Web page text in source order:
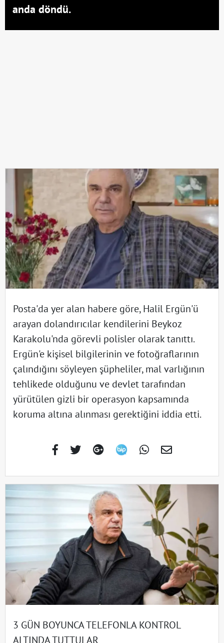
anda döndü.
Posta'da yer alan habere göre, Halil Ergün'ü
arayan dolandırıcılar kendilerini Beykoz
Karakolu'nda görevli polisler olarak tanıttı.
Ergün'e kişisel bilgilerinin ve fotoğraflarının
çalındığını söyleyen şüpheliler, mal varlığının
tehlikede olduğunu ve devlet tarafından
yürütülen gizli bir operasyon kapsamında
koruma altına alınması gerektiğini iddia etti.
3 GÜN BOYUNCA TELEFONLA KONTROL
ALTINDA TUTTULAR